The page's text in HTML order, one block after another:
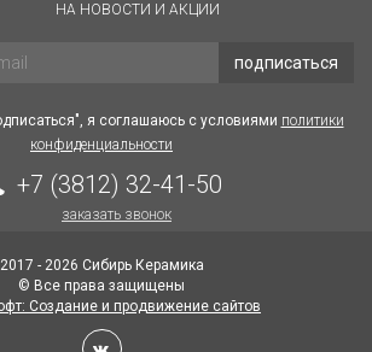
НА НОВОСТИ И АКЦИИ
подписаться
я соглашаюсь с условиями политики
конфиденциальности
+7 (3812) 32-41-50
заказать звонок
2017 - 2026 Сибирь Керамика
© Все права защищены
Создание и продвижение сайтов